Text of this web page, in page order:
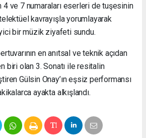
ve 7 numaraları eserleri de tuşesinin
kavrayışla yorumlayarak
bir müzik ziyafeti sundu.
en anıtsal ve teknik açıdan
biri olan 3. Sonatı ile resitalin
Gülsin Onay’ın eşsiz performansı
ayakta alkışlandı.